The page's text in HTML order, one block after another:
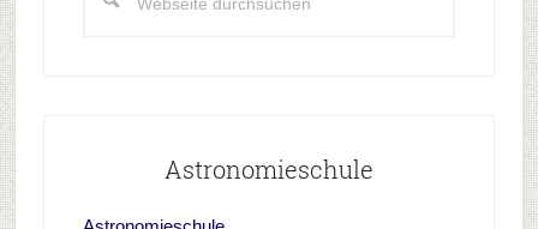
durchsuchen
Astronomieschule